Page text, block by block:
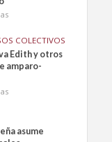
COLECTIVOS
Edith y otros
amparo-
asume